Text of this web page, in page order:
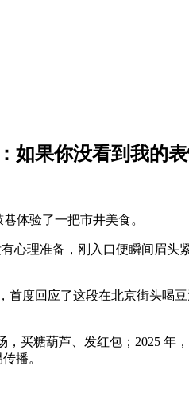
如果你没看到我的
体验了一把市井美食。
理准备，刚入口便瞬间眉
度回应了这段在北京街头喝
买糖葫芦、发红包；2025
播。